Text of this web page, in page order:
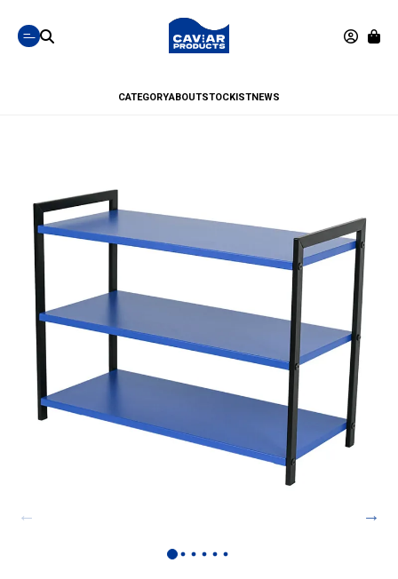
CATEGORYABOUTSTOCKISTNEWS